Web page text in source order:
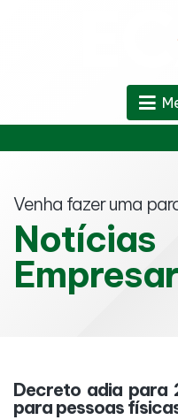
Venha fazer uma
Notícias
Decreto adia para
para pessoas